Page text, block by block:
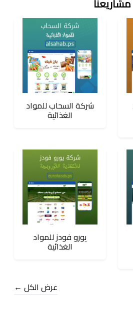
شركة السحاب للمواد
الغذائية
يورو فودز للمواد
الغذائية
عرض الكل ←